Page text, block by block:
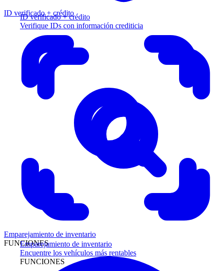
ID verificado + crédito
Verifique IDs con información crediticia
Emparejamiento de inventario
Encuentre los vehículos más rentables
FUNCIONES
ID verificado + crédito
Emparejamiento de inventario
FUNCIONES